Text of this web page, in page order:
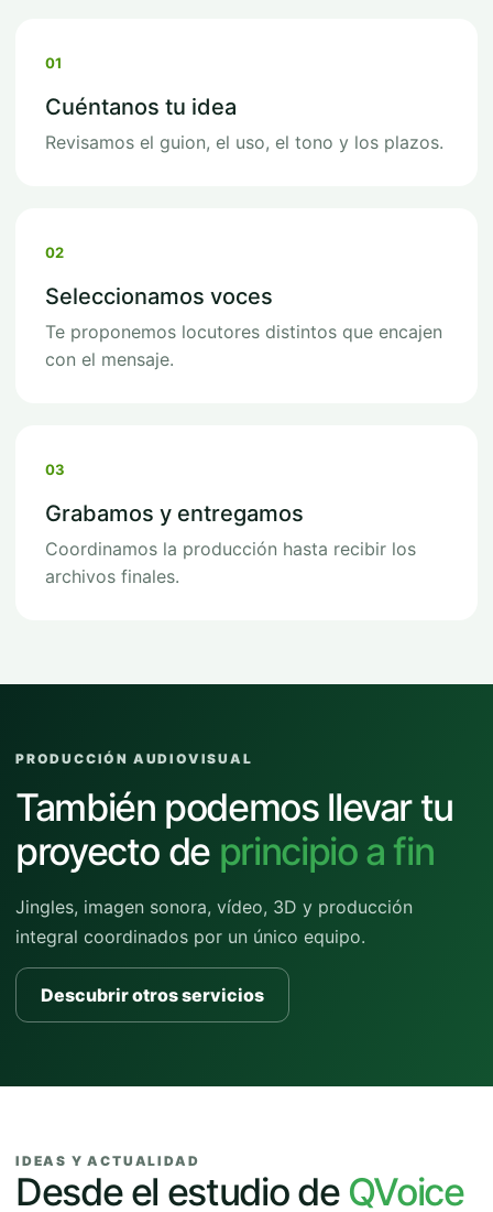
01
Cuéntanos tu idea
Revisamos el guion, el uso, el tono y los plazos.
02
Seleccionamos voces
Te proponemos locutores distintos que encajen
con el mensaje.
03
Grabamos y entregamos
Coordinamos la producción hasta recibir los
archivos finales.
PRODUCCIÓN AUDIOVISUAL
También podemos llevar tu
proyecto de principio a fin
Jingles, imagen sonora, vídeo, 3D y producción
integral coordinados por un único equipo.
Descubrir otros servicios
IDEAS Y ACTUALIDAD
Desde el estudio de QVoice